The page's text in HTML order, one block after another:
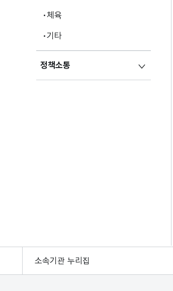
체육
기타
정책소통
소속기관 누리집